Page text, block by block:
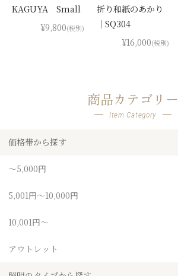
KAGUYA Small
¥9,800(税別)
折り和紙のあかり
｜SQ304
¥16,000(税別)
商品カテゴリー
Item Category
価格帯から探す
～5,000円
5,001円～10,000円
10,001円～
アウトレット